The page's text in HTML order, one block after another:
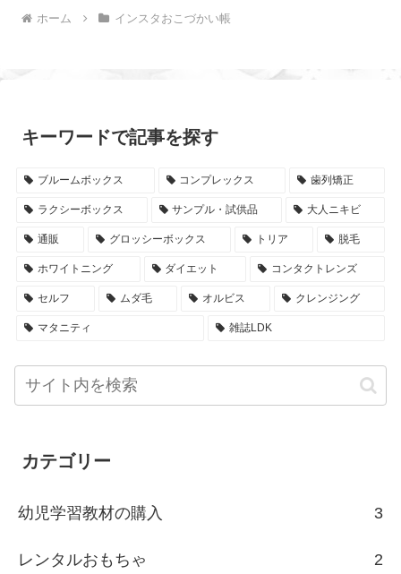
ホーム インスタおこづかい帳
キーワードで記事を探す
ブルームボックス コンプレックス 歯列矯正
ラクシーボックス サンプル・試供品 大人ニキビ
通販 グロッシーボックス トリア 脱毛
ホワイトニング ダイエット コンタクトレンズ
セルフ ムダ毛 オルビス クレンジング
マタニティ 雑誌LDK
カテゴリー
幼児学習教材の購入 3
レンタルおもちゃ 2